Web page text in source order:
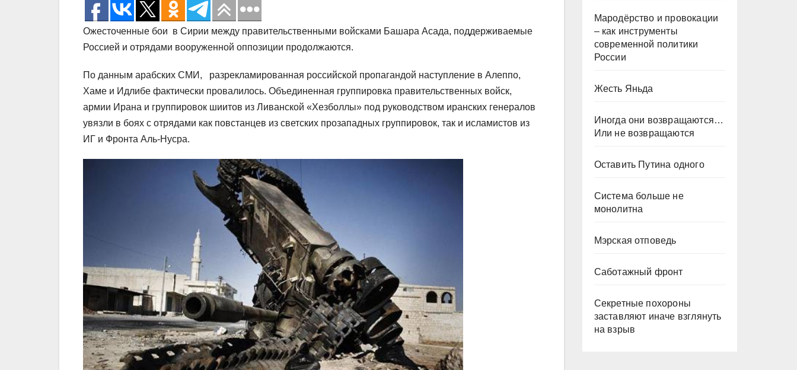
Ожесточенные бои в Сирии между правительственными войсками Башара Асада, поддерживаемые
Россией и отрядами вооруженной оппозиции продолжаются.
По данным арабских СМИ, разрекламированная российской пропагандой наступление в Алеппо,
Хаме и Идлибе фактически провалилось. Объединенная группировка правительственных войск,
армии Ирана и группировок шиитов из Ливанской «Хезболлы» под руководством иранских генералов
увязли в боях с отрядами как повстанцев из светских прозападных группировок, так и исламистов из
ИГ и Фронта Аль-Нусра.
Мародёрство и провокации
– как инструменты
современной политики
России
Жесть Яньда
Иногда они возвращаются…
Или не возвращаются
Оставить Путина одного
Система больше не
монолитна
Мэрская отповедь
Саботажный фронт
Секретные похороны
заставляют иначе взглянуть
на взрыв